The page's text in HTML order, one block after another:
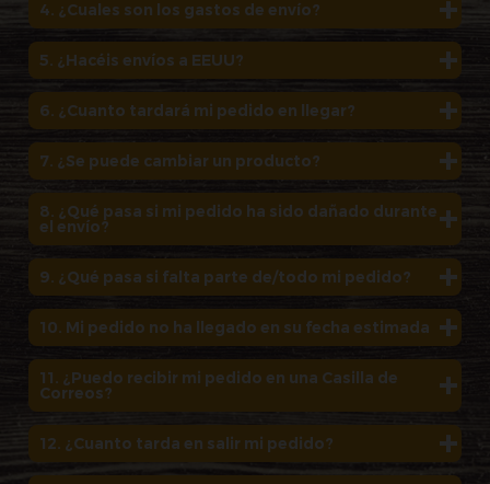
4. ¿Cuales son los gastos de envío?
5. ¿Hacéis envíos a EEUU?
6. ¿Cuanto tardará mi pedido en llegar?
7. ¿Se puede cambiar un producto?
8. ¿Qué pasa si mi pedido ha sido dañado durante
el envío?
9. ¿Qué pasa si falta parte de/todo mi pedido?
10. Mi pedido no ha llegado en su fecha estimada
11. ¿Puedo recibir mi pedido en una Casilla de
Correos?
12. ¿Cuanto tarda en salir mi pedido?